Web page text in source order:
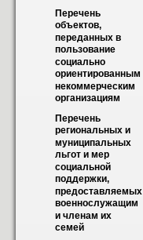
Перечень
объектов,
переданных в
пользование
социально
ориентированным
некоммерческим
организациям
Перечень
региональных и
муниципальных
льгот и мер
социальной
поддержки,
предоставляемых
военнослужащим
и членам их
семей